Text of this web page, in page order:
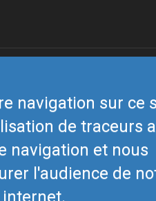
navigation sur ce
de traceurs
navigation et nous
l'audience de